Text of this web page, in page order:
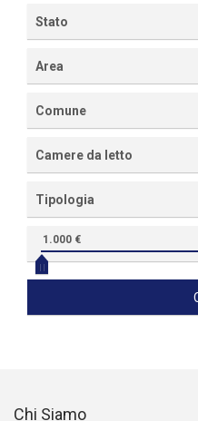
Stato
Area
Comune
Camere da letto
Tipologia
1.000 €
Chi Siamo